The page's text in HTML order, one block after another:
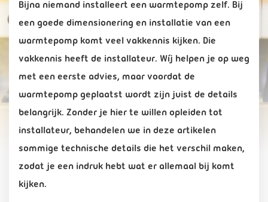
Bijna niemand installeert een warmtepomp zelf. Bij
een goede dimensionering en installatie van een
warmtepomp komt veel vakkennis kijken. Die
vakkennis heeft de installateur. Wíj helpen je op weg
met een eerste advies, maar voordat de
warmtepomp geplaatst wordt zijn juist de details
belangrijk. Zonder je hier te willen opleiden tot
installateur, behandelen we in deze artikelen
sommige technische details die het verschil maken,
zodat je een indruk hebt wat er allemaal bij komt
kijken.